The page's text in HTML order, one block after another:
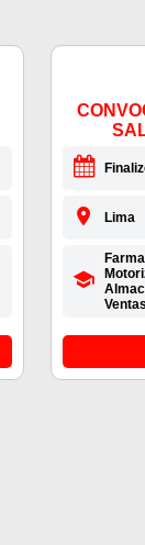
Lima